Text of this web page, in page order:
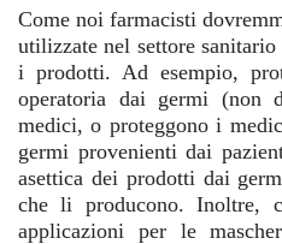
Come noi farmacisti
utilizzate nel settore
i prodotti. Ad esempio,
operatoria dai germi (non
medici, o proteggono i
germi provenienti dai
asettica dei prodotti dai
che li producono. Inoltre,
applicazioni per le